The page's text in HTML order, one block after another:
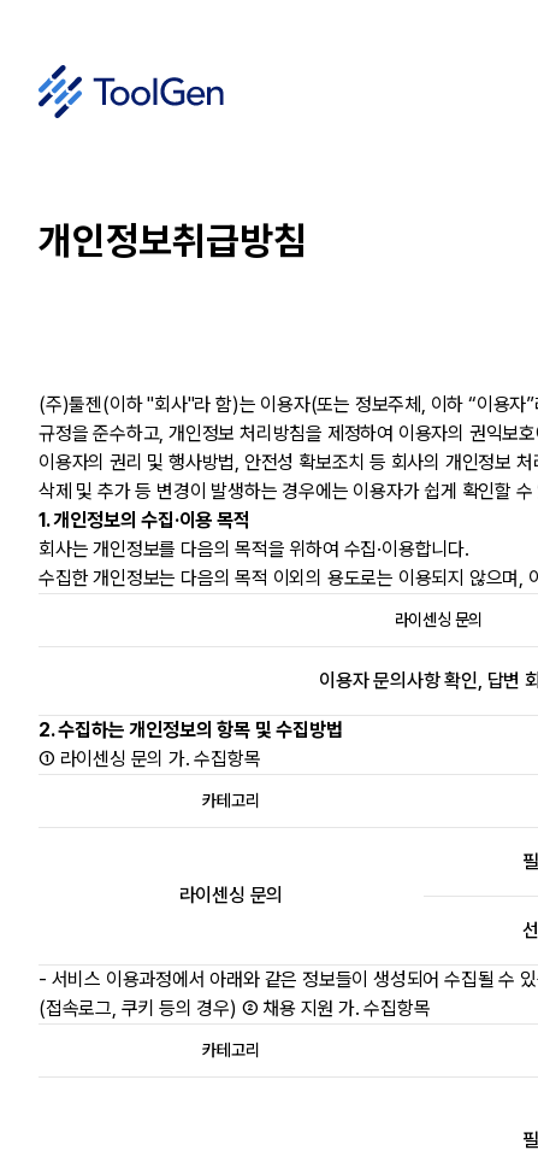
개인정보취급방침
(주)툴젠(이하 "회사"라 함)는 이용자(또는 정보주체, 이하 “이용자”
규정을 준수하고, 개인정보 처리방침을 제정하여 이용자의 권익보
이용자의 권리 및 행사방법, 안전성 확보조치 등 회사의 개인정보
삭제 및 추가 등 변경이 발생하는 경우에는 이용자가 쉽게 확인할
1. 개인정보의 수집·이용 목적
회사는 개인정보를 다음의 목적을 위하여 수집·이용합니다.
수집한 개인정보는 다음의 목적 이외의 용도로는 이용되지 않으며
라이센싱 문의
이용자 문의사항 확인, 답변
2. 수집하는 개인정보의 항목 및 수집방법
① 라이센싱 문의 가. 수집항목
카테고리
라이센싱 문의
- 서비스 이용과정에서 아래와 같은 정보들이 생성되어 수집될 수
(접속로그, 쿠키 등의 경우) ② 채용 지원 가. 수집항목
카테고리